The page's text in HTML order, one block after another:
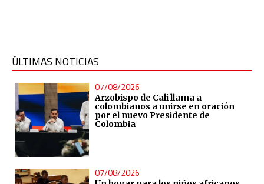
ÚLTIMAS NOTICIAS
07/08/2026
Arzobispo de Cali llama a
colombianos a unirse en oración
por el nuevo Presidente de
Colombia
07/08/2026